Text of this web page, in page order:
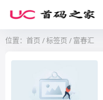
位置： 首页 /标签页 / 富春汇